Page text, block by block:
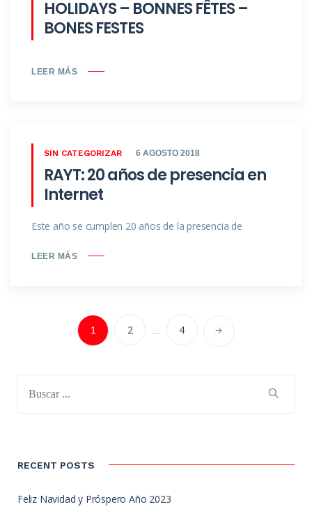
HOLIDAYS – BONNES FÊTES –
BONES FESTES
LEER MÁS
SIN CATEGORIZAR 6 AGOSTO 2018
RAYT: 20 años de presencia en
Internet
Este año se cumplen 20 años de la presencia de
LEER MÁS
1 2 4
RECENT POSTS
Feliz Navidad y Próspero Año 2023